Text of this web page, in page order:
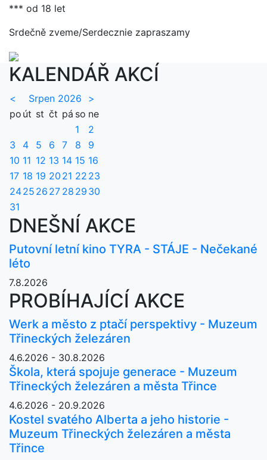
*** od 18 let
Srdečně zveme/Serdecznie zapraszamy
KALENDÁŘ AKCÍ
< Srpen 2026
>
po út st čt pá so ne
1
2
3
4 5 6 7 8
9
10 11 12 13 14 15 16
17 18 19 20 21 22 23
2425 26 27 28 29 30
31
DNEŠNÍ AKCE
Putovní letní kino TYRA - STÁJE - Nečekané
léto
7.8.2026
PROBÍHAJÍCÍ AKCE
Werk a město z ptačí perspektivy - Muzeum
Třineckých železáren
4.6.2026 - 30.8.2026
Škola, která spojuje generace - Muzeum
Třineckých železáren a města Třince
4.6.2026 - 20.9.2026
Kostel svatého Alberta a jeho historie -
Muzeum Třineckých železáren a města
Třince